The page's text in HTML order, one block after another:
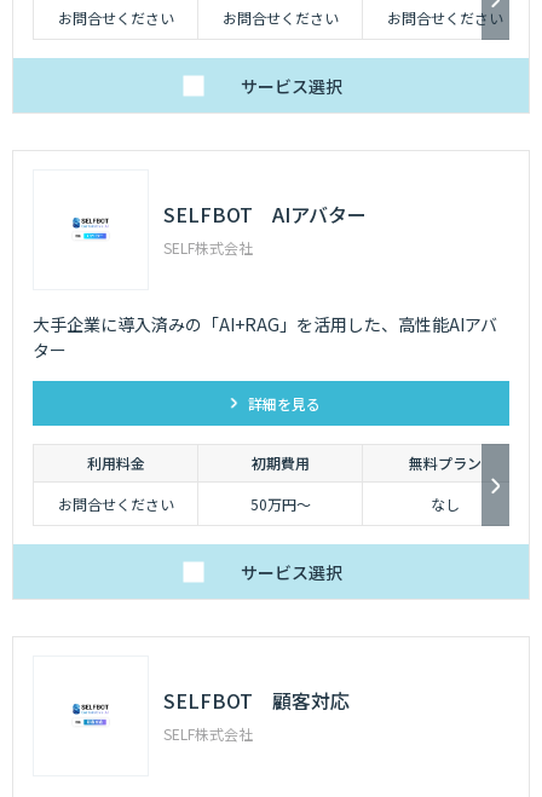
SELFBOT 顧客対応
SELF株式会社
SELFBOT AIアバター
SELF株式会社
大手企業に導入済みの「AI+RAG」を活用した、高性能AIアバ
ター
詳細を見る
利用料金 初期費用
無料プラン
お問合せください
50万円〜 なし
サービス選択
お問合せください
お問合せください お問合せください
サービス選択